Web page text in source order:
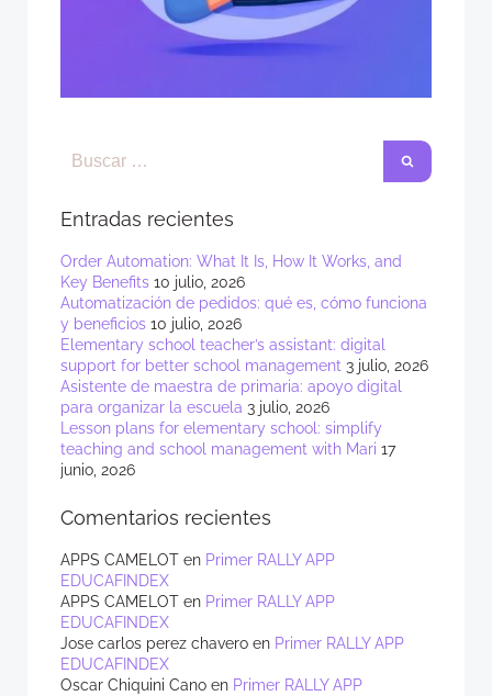
Entradas recientes
Order Automation: What It Is, How It Works, and
Key Benefits 10 julio, 2026
Automatización de pedidos: qué es, cómo funciona
y beneficios 10 julio, 2026
Elementary school teacher’s assistant: digital
support for better school management 3 julio, 2026
Asistente de maestra de primaria: apoyo digital
para organizar la escuela 3 julio, 2026
Lesson plans for elementary school: simplify
teaching and school management with Mari 17
junio, 2026
Comentarios recientes
APPS CAMELOT en Primer RALLY APP
EDUCAFINDEX
APPS CAMELOT en Primer RALLY APP
EDUCAFINDEX
Jose carlos perez chavero en Primer RALLY APP
EDUCAFINDEX
Oscar Chiquini Cano en Primer RALLY APP